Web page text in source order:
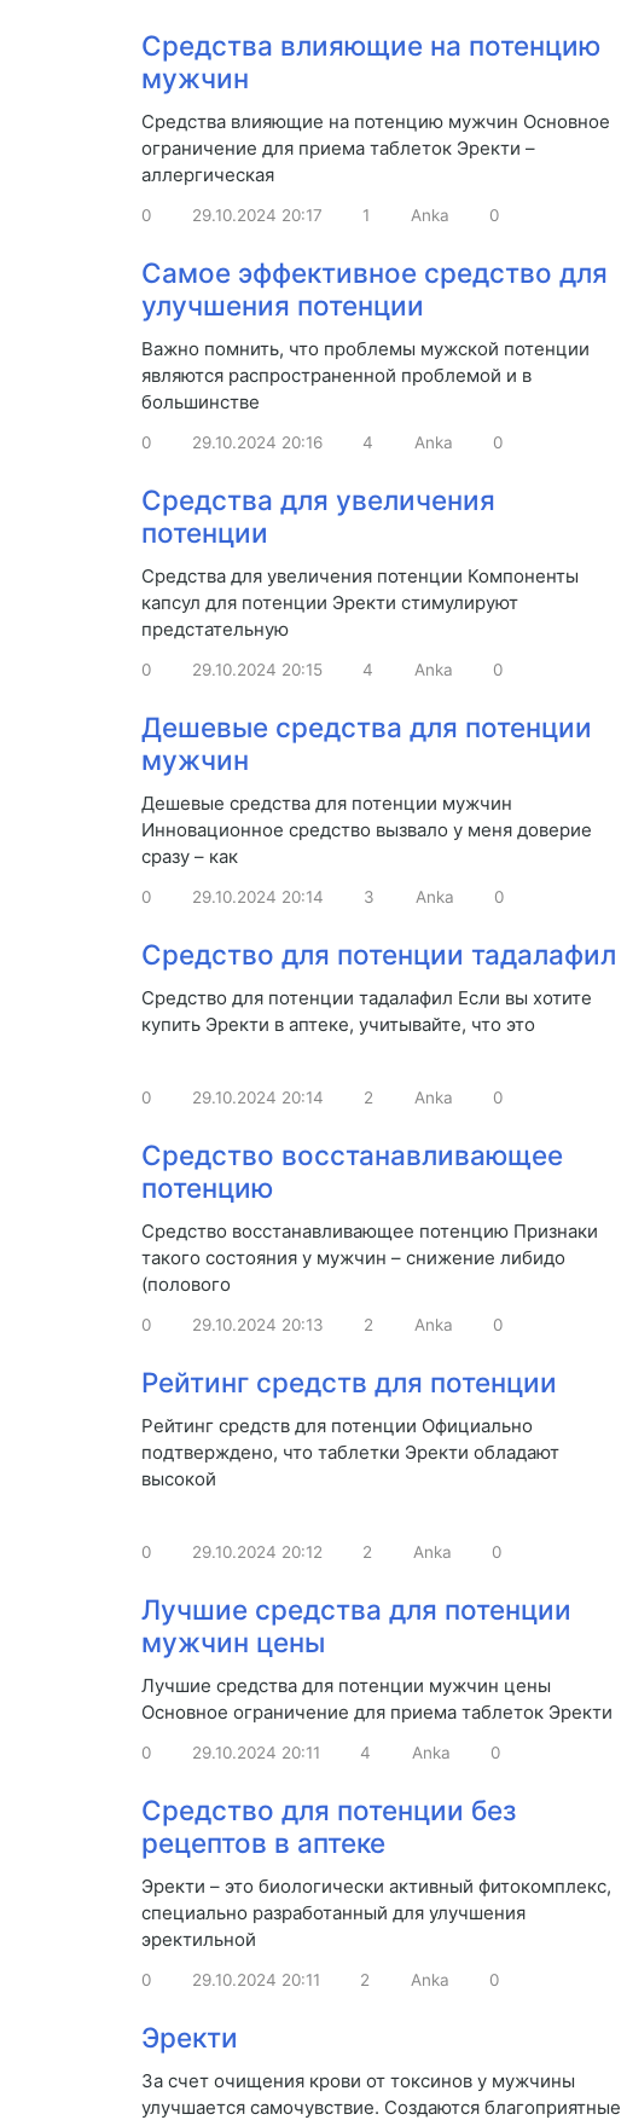
Средства влияющие на потенцию
мужчин
Средства влияющие на потенцию мужчин Основное
ограничение для приема таблеток Эректи –
аллергическая
0 29.10.2024 20:17 1 Anka 0
Самое эффективное средство для
улучшения потенции
Важно помнить, что проблемы мужской потенции
являются распространенной проблемой и в
большинстве
0 29.10.2024 20:16 4 Anka 0
Средства для увеличения
потенции
Средства для увеличения потенции Компоненты
капсул для потенции Эректи стимулируют
предстательную
0 29.10.2024 20:15 4 Anka 0
Дешевые средства для потенции
мужчин
Дешевые средства для потенции мужчин
Инновационное средство вызвало у меня доверие
сразу – как
0 29.10.2024 20:14 3 Anka 0
Средство для потенции тадалафил
Средство для потенции тадалафил Если вы хотите
купить Эректи в аптеке, учитывайте, что это
0 29.10.2024 20:14 2 Anka 0
Средство восстанавливающее
потенцию
Средство восстанавливающее потенцию Признаки
такого состояния у мужчин – снижение либидо
(полового
0 29.10.2024 20:13 2 Anka 0
Рейтинг средств для потенции
Рейтинг средств для потенции Официально
подтверждено, что таблетки Эректи обладают
высокой
0 29.10.2024 20:12 2 Anka 0
Лучшие средства для потенции
мужчин цены
Лучшие средства для потенции мужчин цены
Основное ограничение для приема таблеток Эректи
0 29.10.2024 20:11 4 Anka 0
Средство для потенции без
рецептов в аптеке
Эректи – это биологически активный фитокомплекс,
специально разработанный для улучшения
эректильной
0 29.10.2024 20:11 2 Anka 0
Эректи
За счет очищения крови от токсинов у мужчины
улучшается самочувствие. Создаются благоприятные